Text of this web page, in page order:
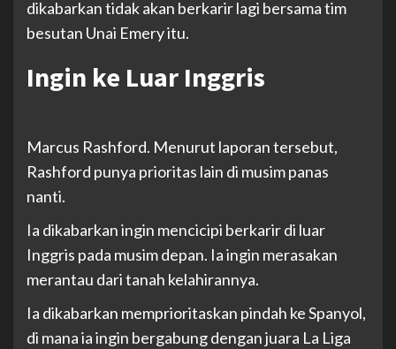
dikabarkan tidak akan berkarir lagi bersama tim
besutan Unai Emery itu.
Ingin ke Luar Inggris
Marcus Rashford. Menurut laporan tersebut,
Rashford punya prioritas lain di musim panas
nanti.
Ia dikabarkan ingin mencicipi berkarir di luar
Inggris pada musim depan. Ia ingin merasakan
merantau dari tanah kelahirannya.
Ia dikabarkan memprioritaskan pindah ke Spanyol,
di mana ia ingin bergabung dengan juara La Liga